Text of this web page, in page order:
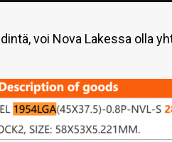
voi Nova Lakessa olla